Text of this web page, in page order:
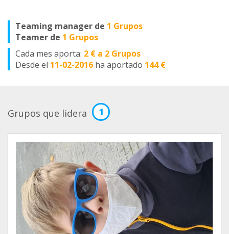
Teaming manager de 1 Grupos
Teamer de 1 Grupos
Cada mes aporta: 2 € a 2 Grupos
Desde el 11-02-2016 ha aportado 144 €
Grupos que lidera 1